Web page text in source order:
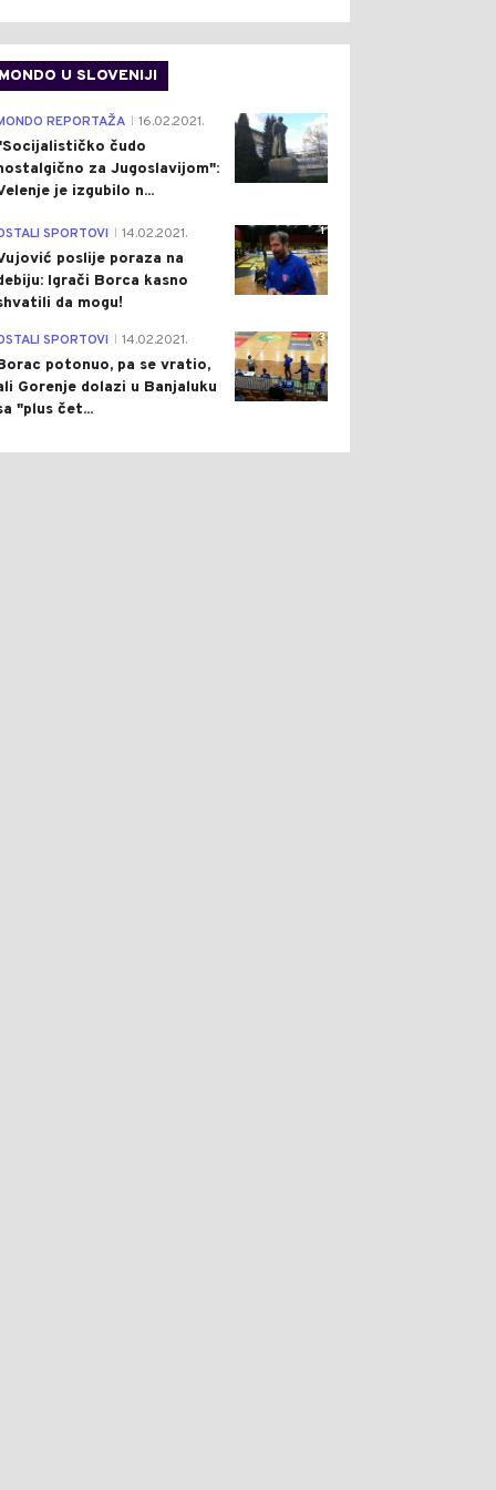
MONDO U SLOVENIJI
4
REPORTAŽA 16.02.2021.
čudo
za Jugoslavijom":
je izgubilo n...
1
SPORTOVI 14.02.2021.
poslije poraza na
Igrači Borca kasno
da mogu!
3
SPORTOVI 14.02.2021.
potonuo, pa se vratio,
Gorenje dolazi u Banjaluku
"plus čet...